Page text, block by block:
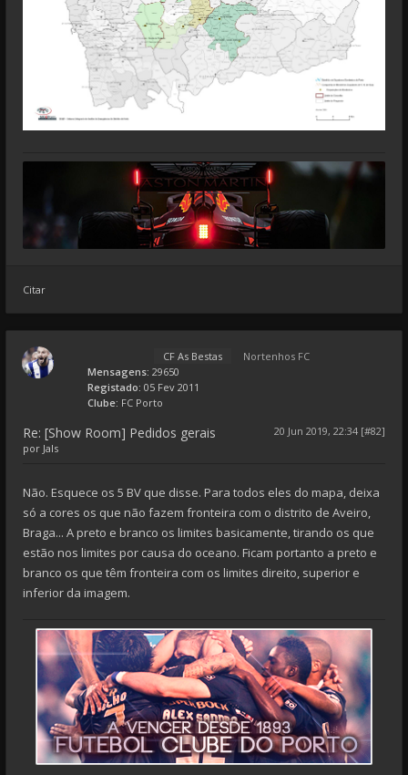
Citar
CF As Bestas
Nortenhos FC
Mensagens: 29650
Registado: 05 Fev 2011
Clube: FC Porto
Re: [Show Room] Pedidos gerais
20 Jun 2019, 22:34 [#82]
por Jals
Não. Esquece os 5 BV que disse. Para todos eles do mapa, deixa
só a cores os que não fazem fronteira com o distrito de Aveiro,
Braga... A preto e branco os limites basicamente, tirando os que
estão nos limites por causa do oceano. Ficam portanto a preto e
branco os que têm fronteira com os limites direito, superior e
inferior da imagem.